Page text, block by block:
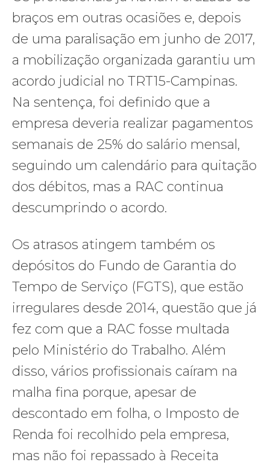
braços em outras ocasiões e, depois
de uma paralisação em junho de 2017,
a mobilização organizada garantiu um
acordo judicial no TRT15-Campinas.
Na sentença, foi definido que a
empresa deveria realizar pagamentos
semanais de 25% do salário mensal,
seguindo um calendário para quitação
dos débitos, mas a RAC continua
descumprindo o acordo.
Os atrasos atingem também os
depósitos do Fundo de Garantia do
Tempo de Serviço (FGTS), que estão
irregulares desde 2014, questão que já
fez com que a RAC fosse multada
pelo Ministério do Trabalho. Além
disso, vários profissionais caíram na
malha fina porque, apesar de
descontado em folha, o Imposto de
Renda foi recolhido pela empresa,
mas não foi repassado à Receita